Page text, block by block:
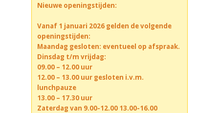
Nieuwe openingstijden:
Vanaf 1 januari 2026 gelden de volgende
openingstijden:
Maandag gesloten: eventueel op afspraak.
Dinsdag t/m vrijdag:
09.00 – 12.00 uur
12.00 – 13.00 uur gesloten i.v.m.
lunchpauze
13.00 – 17.30 uur
Zaterdag van 9.00-12.00 13.00-16.00